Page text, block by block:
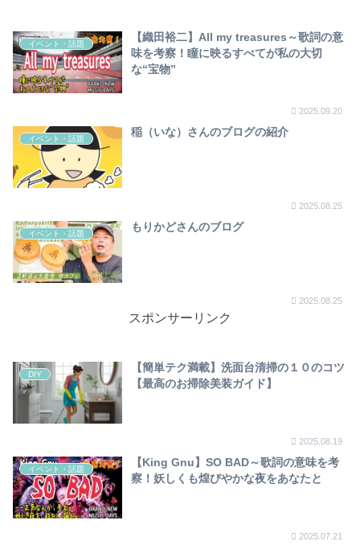
イベント・話題
【織田裕二】All my treasures～歌詞の意
味を考察！瞳に映るすべてが私の大切
な“宝物”
2025.09.20
イベント・話題
稲（いな）さんのブログの紹介
2025.08.25
イベント・話題
もりかどさんのブログ
2025.08.25
スポンサーリンク
DIY
【簡単テク満載】洗面台清掃の１０のコツ
【最高のお掃除美装ガイド】
2025.08.19
イベント・話題
【King Gnu】SO BAD～歌詞の意味を考
察！妖しくも煌びやかな夜をあなたと
2025.07.21